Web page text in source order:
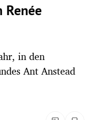
Renée
in den
Ant Anstead